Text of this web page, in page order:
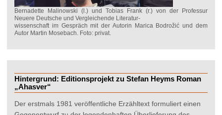
Bernadette Malinowski (l.) und Tobias Frank (r.) von der Professur
Neuere Deutsche und Vergleichende Literatur-
wissenschaft im Gespräch mit der Autorin Marica Bodrožić und dem
Autor Martin Mosebach. Foto: privat.
Hintergrund: Editionsprojekt zu Stefan Heyms Roman
„Ahasver“
Der erstmals 1981 veröffentliche Erzähltext formuliert einen